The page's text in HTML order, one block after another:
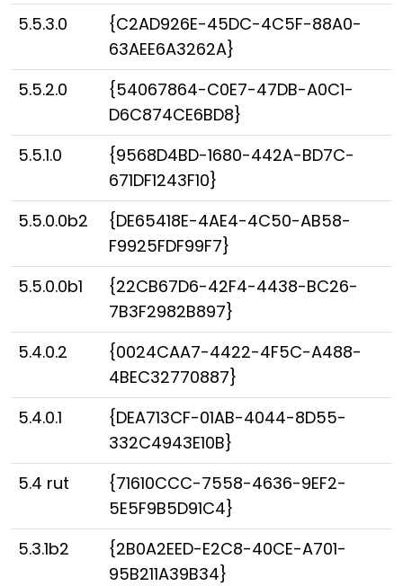
5.5.3.0
{C2AD926E-45DC-4C5F-88A0-
63AEE6A3262A}
5.5.2.0
{54067864-C0E7-47DB-A0C1-
D6C874CE6BD8}
5.5.1.0
{9568D4BD-1680-442A-BD7C-
671DF1243F10}
5.5.0.0b2
{DE65418E-4AE4-4C50-AB58-
F9925FDF99F7}
5.5.0.0b1
{22CB67D6-42F4-4438-BC26-
7B3F2982B897}
5.4.0.2
{0024CAA7-4422-4F5C-A488-
4BEC32770887}
5.4.0.1
{DEA713CF-01AB-4044-8D55-
332C4943E10B}
5.4 rut
{71610CCC-7558-4636-9EF2-
5E5F9B5D91C4}
5.3.1b2
{2B0A2EED-E2C8-40CE-A701-
95B211A39B34}